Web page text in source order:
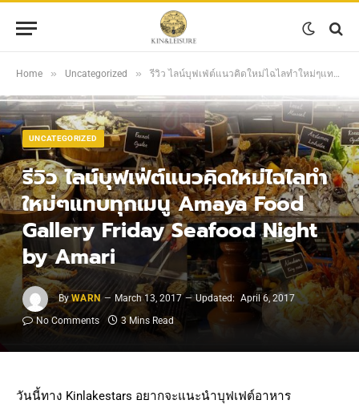
Home » Uncategorized » รีวิว ไลน์บุฟเฟ่ต์แนวคิดใหม่ไฉไลทำใหม่ๆแทบทุกเมนู Amaya Food Gallery Friday Seafood Night by Amari
UNCATEGORIZED
รีวิว ไลน์บุฟเฟ่ต์แนวคิดใหม่ไฉไลทำ
ใหม่ๆแทบทุกเมนู Amaya Food
Gallery Friday Seafood Night
by Amari
By WARN March 13, 2017 Updated: April 6, 2017
No Comments
3 Mins Read
วันนี้ทาง Kinlakestars อยากจะแนะนำบุฟเฟต์อาหาร